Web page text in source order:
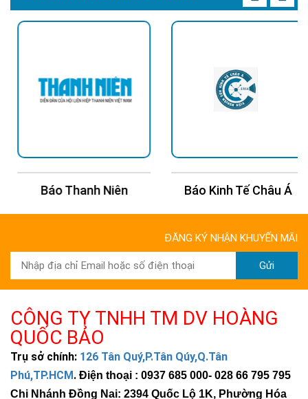
Báo Thanh Niên Báo Kinh Tế Châu Á
ĐĂNG KÝ NHẬN KHUYẾN MÃI
Gửi
CÔNG TY TNHH TM DV HOÀNG
QUỐC BẢO
Trụ sở chính: 126 Tân Quý,P.Tân Qúy,Q.Tân
Phú,TP.HCM. Điện thoại : 0937 685 000- 028 66 795 795
Chi Nhánh Đồng Nai: 2394 Quốc Lộ 1K, Phường Hóa